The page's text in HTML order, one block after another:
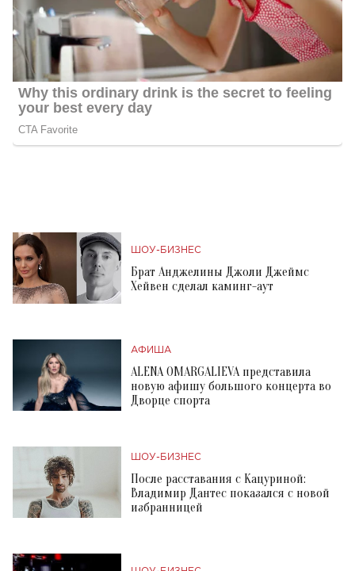
ШОУ-БИЗНЕС
Брат Анджелины Джоли Джеймс
Хейвен сделал каминг-аут
АФИША
ALENA OMARGALIEVA представила
новую афишу большого концерта во
Дворце спорта
ШОУ-БИЗНЕС
После расставания с Кацуриной:
Владимир Дантес показался с новой
избранницей